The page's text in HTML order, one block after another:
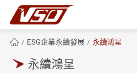
ESG企業永續發展 永續鴻呈
永續鴻呈